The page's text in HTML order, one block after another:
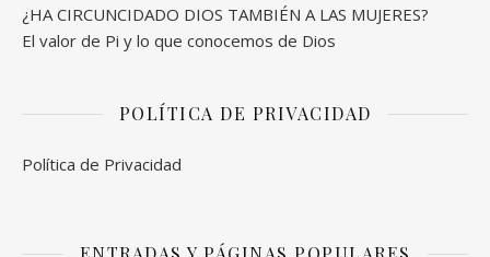
¿HA CIRCUNCIDADO DIOS TAMBIÉN A LAS MUJERES?
El valor de Pi y lo que conocemos de Dios
POLÍTICA DE PRIVACIDAD
Política de Privacidad